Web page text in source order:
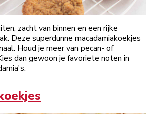
zacht van binnen en een rijke
Deze superdunne macadamiakoekjes
Houd je meer van pecan- of
dan gewoon je favoriete noten in